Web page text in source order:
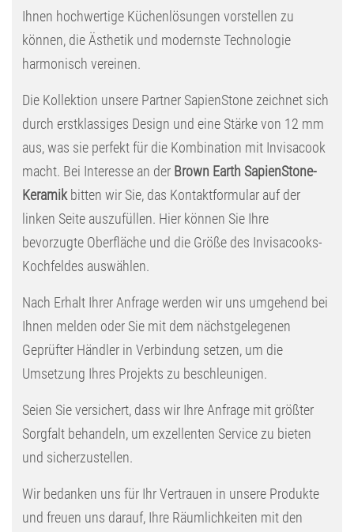
Ihnen hochwertige Küchenlösungen vorstellen zu
können, die Ästhetik und modernste Technologie
harmonisch vereinen.
Die Kollektion unsere Partner SapienStone zeichnet sich
durch erstklassiges Design und eine Stärke von 12 mm
aus, was sie perfekt für die Kombination mit Invisacook
macht. Bei Interesse an der Brown Earth SapienStone-
Keramikbitten wir Sie, das Kontaktformular auf der
linken Seite auszufüllen. Hier können Sie Ihre
bevorzugte Oberfläche und die Größe des Invisacooks-
Kochfeldes auswählen.
Nach Erhalt Ihrer Anfrage werden wir uns umgehend bei
Ihnen melden oder Sie mit dem nächstgelegenen
Geprüfter Händler in Verbindung setzen, um die
Umsetzung Ihres Projekts zu beschleunigen.
Seien Sie versichert, dass wir Ihre Anfrage mit größter
Sorgfalt behandeln, um exzellenten Service zu bieten
und sicherzustellen.
Wir bedanken uns für Ihr Vertrauen in unsere Produkte
und freuen uns darauf, Ihre Räumlichkeiten mit den